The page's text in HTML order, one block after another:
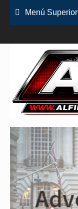
Menú Superior